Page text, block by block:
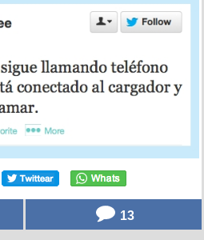
13